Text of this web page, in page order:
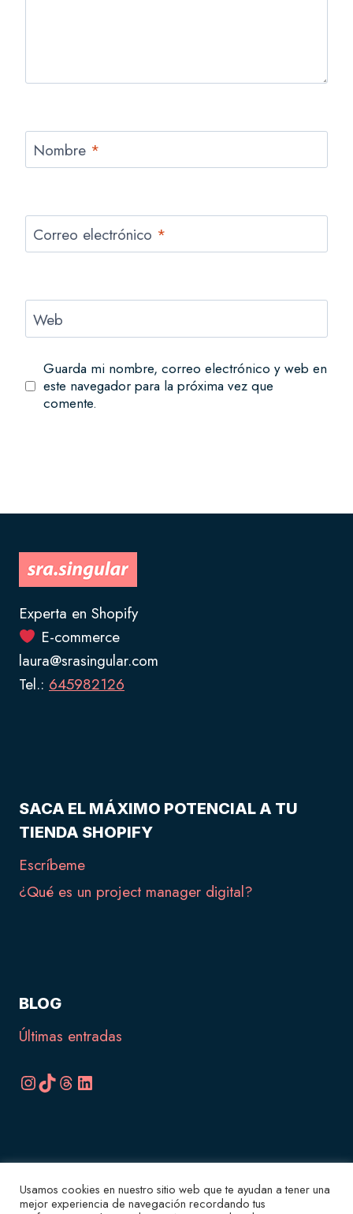
Nombre *
Correo electrónico *
Web
Guarda mi nombre, correo electrónico y web en
este navegador para la próxima vez que
comente.
Experta en Shopify
E-commerce
laura@srasingular.com
Tel.: 645982126
SACA EL MÁXIMO POTENCIAL A TU
TIENDA SHOPIFY
Escríbeme
¿Qué es un project manager digital?
BLOG
Últimas entradas
Instagram
TikTok
Threads
LinkedIn
© 2026 Sra Singular Experta en Shopify♥️E-
Usamos cookies en nuestro sitio web que te ayudan a tener una
mejor experiencia de navegación recordando tus